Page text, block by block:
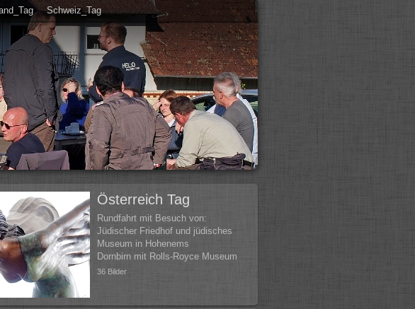
Schweiz_Tag
Österreich Tag
Rundfahrt mit Besuch von:
Jüdischer Friedhof und jüdisches
Museum in Hohenems
Dornbirn mit Rolls-Royce Museum
36 Bilder